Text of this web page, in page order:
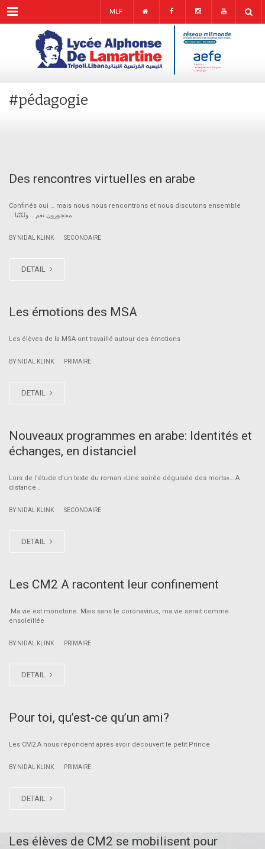
Menu MLF
#pédagogie
Des rencontres virtuelles en arabe
Confinés oui … mais nous nous rencontrons et nous discutons ensemble
… محجورون نعم .. ولكنّنا
BY NIDAL KLINK SECONDAIRE
DETAIL
Les émotions des MSA
Les élèves de la MSA ont travaillé autour des émotions
BY NIDAL KLINK PRIMAIRE
DETAIL
Nouveaux programmes en arabe: Identités et
échanges, en distanciel
Lors de l’étude d’un texte du roman «Une soirée déguisée des morts»… A
distance…
BY NIDAL KLINK SECONDAIRE
DETAIL
Les CM2 A racontent leur confinement
Ma vie est monotone. Mais sans le coronavirus, ma vie serait comme
ensoleillée
BY NIDAL KLINK PRIMAIRE
DETAIL
Pour toi, qu’est-ce qu’un ami?
Les CM2 A nous répondent après avoir découvert le petit Prince
BY NIDAL KLINK PRIMAIRE
DETAIL
Les élèves de CM2 se mobilisent pour